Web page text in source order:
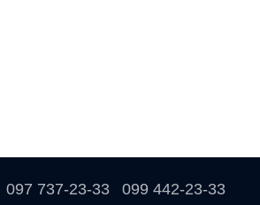
097 737-23-33 099 442-23-33